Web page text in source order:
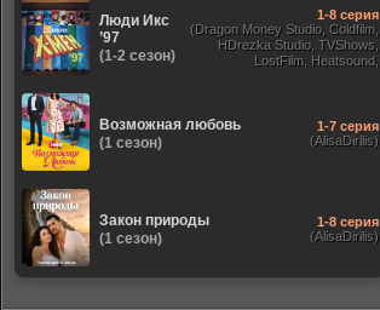
Люди Икс
’97
(1-2 сезон)
1-8 серия
(Dragon Money Studio, Coldfilm,
HDrezka Studio, TVShows,
LostFilm, Heatsound,
Возможная любовь
(1 сезон)
1-7 серия
(AlisaDirilis)
Закон природы
(1 сезон)
1-8 серия
(AlisaDirilis)